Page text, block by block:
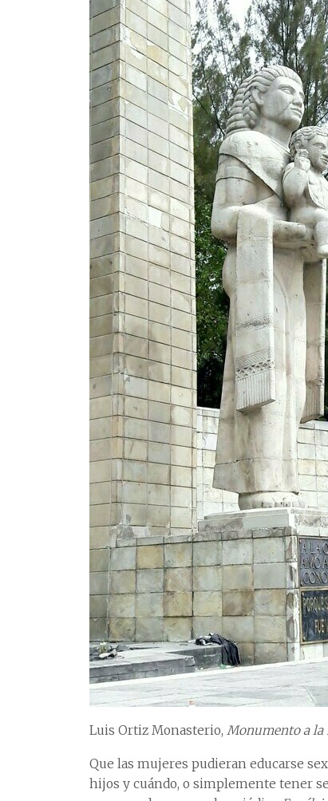
Luis Ortiz Monasterio, Monumento a la
Que las mujeres pudieran educarse
hijos y cuándo, o simplemente tener